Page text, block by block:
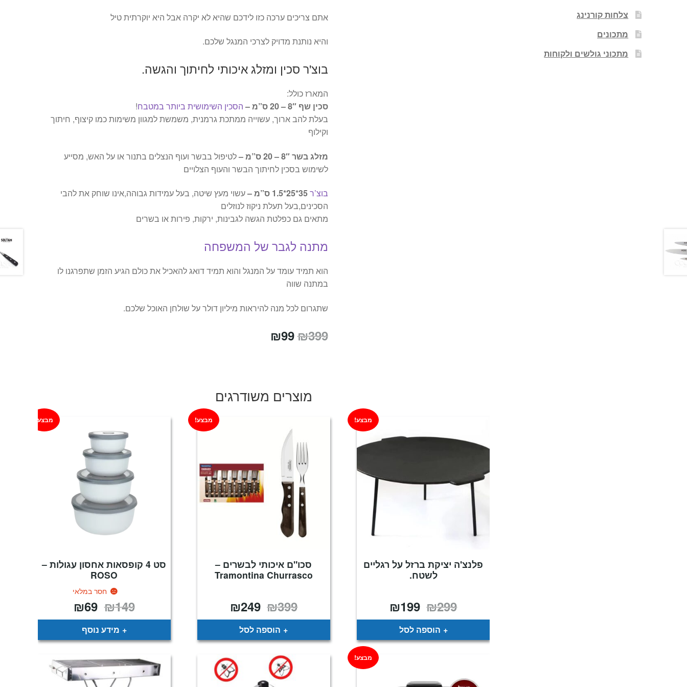
אתם צריכים ערכה כזו לידכם שהיא לא יקרה אבל היא יוקרתית טיל
והיא נותנת מדויק לצרכי המנגל שלכם.
בוצ'ר סכין ומזלג איכותי לחיתוך והגשה.
המארז כולל:
סכין שף 8″ – 20 ס”מ –
הסכין השימושית ביותר במטבח!
בעלת להב ארוך, עשוייה ממתכת גרמנית, משמשת למגוון משימות כמו קיצוף, חיתוך
וקילוף
מזלג בשר 8″ – 20 ס”מ –
לטיפול בבשר ועוף הנצלים בתנור או על האש, מסייע
לשימוש בסכין לחיתוך הבשר והעוף הצלויים
בוצ’ר35*25*1.5 ס”מ –
עשוי מעץ שיטה, בעל עמידות גבוהה,אינו שוחק את להבי
הסכינים,בעל תעלת ניקוז לנוזלים
מתאים גם כפלטת הגשה לגבינות, ירקות, פירות או בשרים
מתנה לגבר של המשפחה
הוא תמיד עומד על המנגל והוא תמיד דואג להאכיל את כולם הגיע הזמן שתפרגנו לו
במתנה שווה
שתגרום לכל מנה להיראות מיליון דולר על שולחן האוכל שלכם.
₪399
המחיר
₪399.
₪99
₪99.
מוצרים משודרגים
פלנצ'ה יציקת ברזל על רגליים
לשטח.
מבצע!
₪299 המחיר
המקורי
היה:
₪299.
₪199
הוא:
הוספה לסל
סכו"ם איכותי לבשרים –
Tramontina Churrasco
מבצע!
₪399 המחיר
המקורי
היה:
₪399.
₪249
הוא:
הוספה לסל
סט 4 קופסאות אחסון עגולות –
ROSO
חסר במלאי
מבצע!
₪149 המחיר
המקורי
היה:
₪69
הוא:
מידע נוסף
מבצע!
צלחות קורנינג
מתכונים
מתכוני גולשים ולקוחות